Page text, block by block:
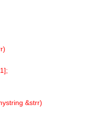
&strr)